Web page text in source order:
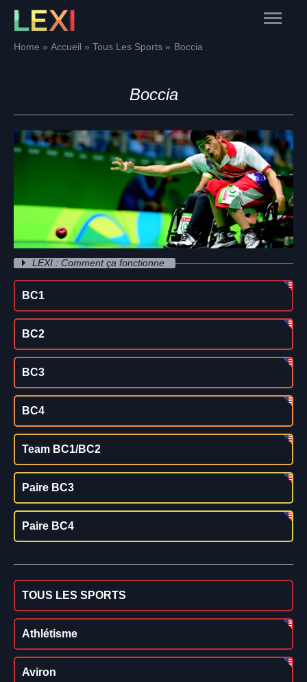
Skip
content
Main
Home Accueil Tous Les Sports Boccia
Boccia
LEXI : Comment ça fonctionne
BC1
BC2
BC3
BC4
Team BC1/BC2
Paire BC3
Paire BC4
TOUS LES SPORTS
Athlétisme
Aviron